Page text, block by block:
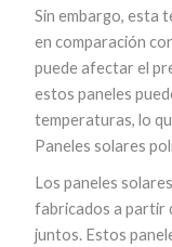
Sin embargo, esta
en comparación
puede afectar el
estos paneles
temperaturas, lo
Paneles solares
Los paneles
fabricados a partir
juntos. Estos